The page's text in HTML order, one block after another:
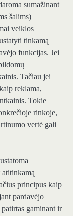
sumažinant
šalims)
veiklos
tinkamą
funkcijas. Jei
Tačiau jei
reklama,
Tokie
rinkoje,
vertė gali
atitinkamą
principus kaip
pardavėjo
gaminant ir